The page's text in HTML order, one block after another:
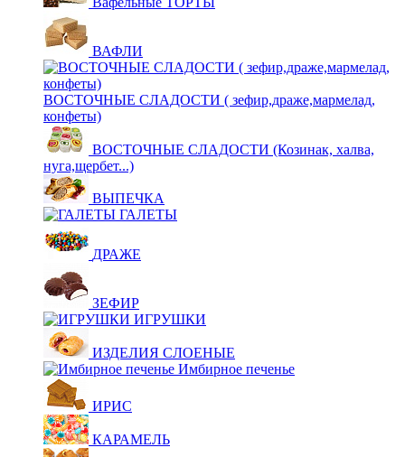
ВАФЛИ
ВОСТОЧНЫЕ СЛАДОСТИ ( зефир,драже,мармелад,
конфеты)
ВОСТОЧНЫЕ СЛАДОСТИ (Козинак, халва,
нуга,щербет...)
ВЫПЕЧКА
ГАЛЕТЫ
ДРАЖЕ
ЗЕФИР
ИГРУШКИ
ИЗДЕЛИЯ СЛОЕНЫЕ
Имбирное печенье
ИРИС
КАРАМЕЛЬ